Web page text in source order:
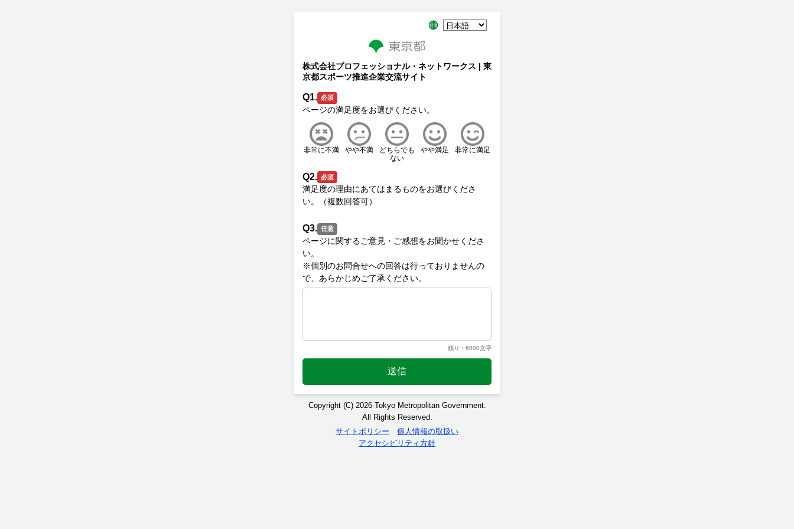
株式会社プロフェッショナル・ネットワークス | 東
京都スポーツ推進企業交流サイト
Q1. 必須
非常に不満 やや不満
どちらでも
ない
やや満足 非常に満足
Q2. 必須
満足度の理由にあてはまるものをお選びくださ
Q3. 任意
ページに関するご意見・ご感想をお聞かせくださ
い。
※個別のお問合せへの回答は行っておりませんの
残り：6000文字
送信
Copyright (C) 2026 Tokyo Metropolitan Government.
All Rights Reserved.
サイトポリシー
個人情報の取扱い
アクセシビリティ方針